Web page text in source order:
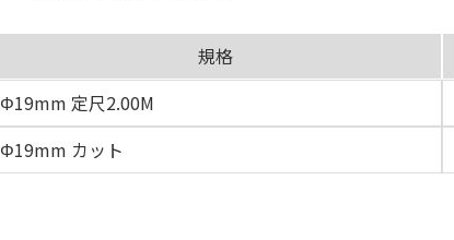
規格
Φ19mm 定尺2.00M
Φ19mm カット